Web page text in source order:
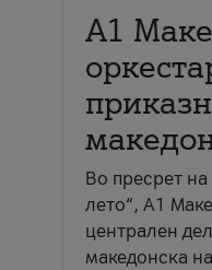
А1
Во пресрет
лето“, А1
централен
македонска